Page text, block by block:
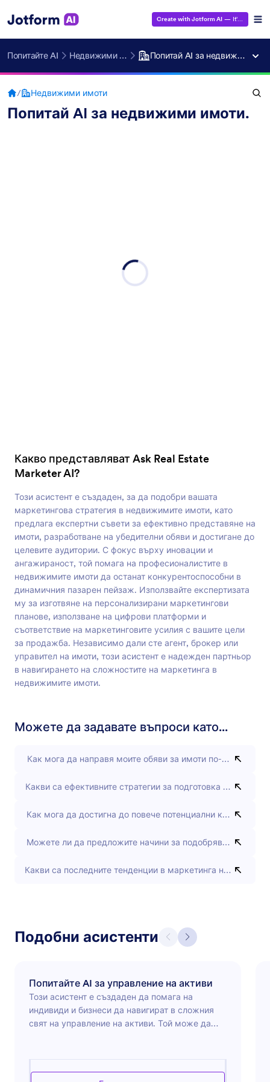
Create with Jotform AI — It's Free!
Попитайте AI Недвижими имоти Попитай AI за недвижими имоти.
/ Недвижими имоти
Попитай AI за недвижими имоти.
Какво представляват Ask Real Estate
Marketer AI?
Този асистент е създаден, за да подобри вашата
маркетингова стратегия в недвижимите имоти, като
предлага експертни съвети за ефективно представяне на
имоти, разработване на убедителни обяви и достигане до
целевите аудитории. С фокус върху иновации и
ангажираност, той помага на професионалистите в
недвижимите имоти да останат конкурентоспособни в
динамичния пазарен пейзаж. Използвайте експертизата
му за изготвяне на персонализирани маркетингови
планове, използване на цифрови платформи и
съответствие на маркетинговите усилия с вашите цели
за продажба. Независимо дали сте агент, брокер или
управител на имоти, този асистент е надежден партньор
в навигирането на сложностите на маркетинга в
недвижимите имоти.
Можете да задавате въпроси като...
Как мога да направя моите обяви за имоти по-
Какви са ефективните стратегии за подготовка на
Как мога да достигна до повече потенциални купувачи
Можете ли да предложите начини за подобряване на
Какви са последните тенденции в маркетинга на
Подобни асистенти
Попитайте AI за управление на активи
Този асистент е създаден да помага на
индивиди и бизнеси да навигират в сложния
свят на управление на активи. Той може да
анализ. Независимо дали управлявате лични